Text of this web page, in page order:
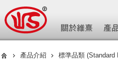
產品介紹 標準品類 (Standard